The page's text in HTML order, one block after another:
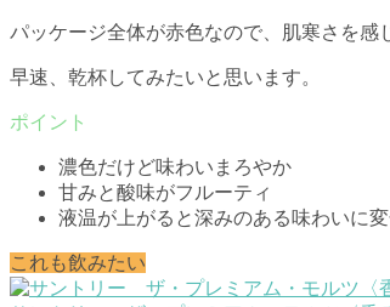
パッケージ全体が赤色なので、肌寒さを感
早速、乾杯してみたいと思います。
濃色だけど味わいまろやか
甘みと酸味がフルーティ
液温が上がると深みのある味わいに
これも飲みたい